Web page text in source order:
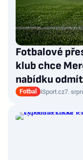
Fotbalové
klub chce
nabídku
Fotbal iSport.cz7.